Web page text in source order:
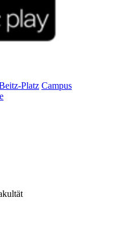
Platz Campus